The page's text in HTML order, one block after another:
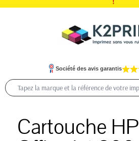
Société des avis garantis
Cartouche HP